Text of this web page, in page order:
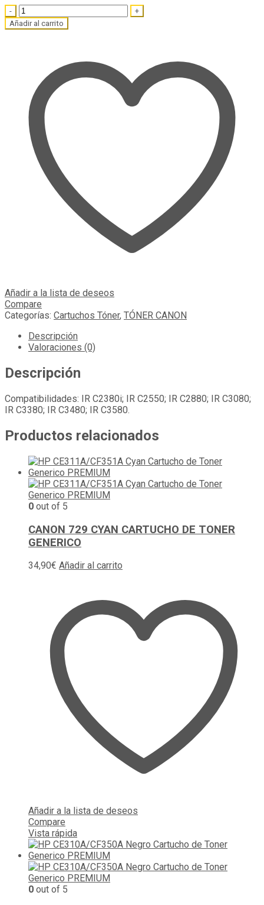
Quantity
Añadir al carrito
Añadir a la lista de deseos
Compare
Categorías: Cartuchos Tóner, TÓNER CANON
Descripción
Valoraciones (0)
Descripción
Compatibilidades: IR C2380i; IR C2550; IR C2880; IR C3080;
IR C3380; IR C3480; IR C3580.
Productos relacionados
0 out of 5
CANON 729 CYAN CARTUCHO DE TONER
GENERICO
34,90€ Añadir al carrito
Añadir a la lista de deseos
Compare
Vista rápida
0 out of 5